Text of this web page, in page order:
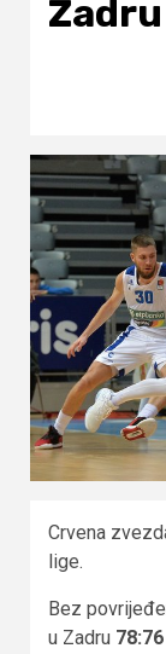
Zadru
Crvena
lige.
Bez
u Zadru 78:76